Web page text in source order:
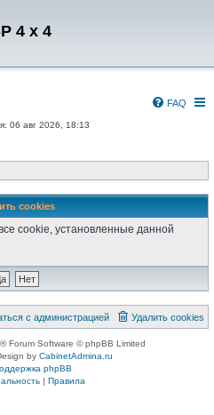
4 x 4
FAQ
06 авг 2026, 18:13
cookies
cookie, установленные данной
Удалить cookies
ться с администрацией
® Forum Software © phpBB Limited
by CabinetAdmina.ru
phpBB
| Правила